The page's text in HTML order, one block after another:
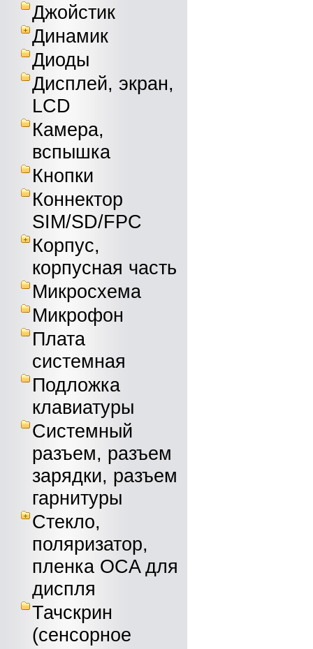
Джойстик
Динамик
Диоды
Дисплей, экран,
LCD
Камера,
вспышка
Кнопки
Коннектор
SIM/SD/FPC
Корпус,
корпусная часть
Микросхема
Микрофон
Плата
системная
Подложка
клавиатуры
Системный
разъем, разъем
зарядки, разъем
гарнитуры
Стекло,
поляризатор,
пленка OCA для
диспля
Тачскрин
(сенсорное